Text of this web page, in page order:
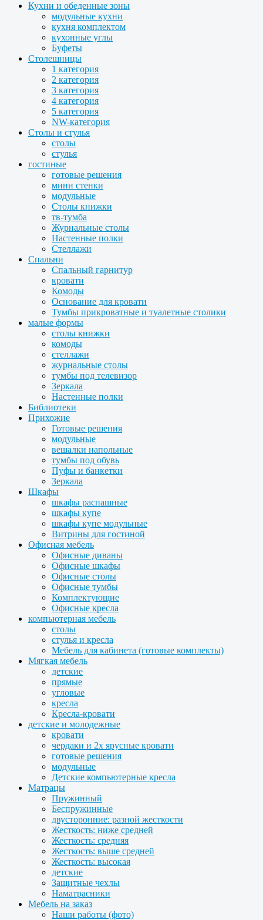
Кухни и обеденные зоны
модульные кухни
кухня комплектом
кухонные углы
Буфеты
Столешницы
1 категория
2 категория
3 категория
4 категория
5 категория
NW-категория
Столы и стулья
столы
стулья
гостиные
готовые решения
мини стенки
модульные
Столы книжки
тв-тумба
Журнальные столы
Настенные полки
Стеллажи
Спальни
Спальный гарнитур
кровати
Комоды
Основание для кровати
Тумбы прикроватные и туалетные столики
малые формы
столы книжки
комоды
стеллажи
журнальные столы
тумбы под телевизор
Зеркала
Настенные полки
Библиотеки
Прихожие
Готовые решения
модульные
вешалки напольные
тумбы под обувь
Пуфы и банкетки
Зеркала
Шкафы
шкафы распашные
шкафы купе
шкафы купе модульные
Витрины для гостиной
Офисная мебель
Офисные диваны
Офисные шкафы
Офисные столы
Офисные тумбы
Комплектующие
Офисные кресла
компьютерная мебель
столы
стулья и кресла
Мебель для кабинета (готовые комплекты)
Мягкая мебель
детские
прямые
угловые
кресла
Кресла-кровати
детские и молодежные
кровати
чердаки и 2х ярусные кровати
готовые решения
модульные
Детские компьютерные кресла
Матрацы
Пружинный
Беспружинные
двусторонние: разной жесткости
Жесткость: ниже средней
Жесткость: средняя
Жесткость: выше средней
Жесткость: высокая
детские
Защитные чехлы
Наматрасники
Мебель на заказ
Наши работы (фото)